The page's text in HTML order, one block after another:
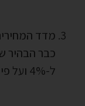
מדד
כבר הבהיר
ל-4% ועל פי החזאים “היד עוד נטויה”.